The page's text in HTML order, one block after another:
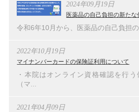
2024年09月19日
医薬品の自己負担の新たな
令和6年10月から、医薬品の自己負担
2022年10月19日
マイナンバーカードの保険証利用について
・本院はオンライン資格確認を行
（マ...
2021年04月09日